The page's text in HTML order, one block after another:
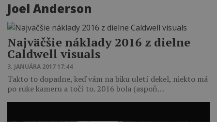
Joel Anderson
Najväčšie náklady 2016 z dielne
Caldwell visuals
3. JANUÁRA 2017 17:44
Takto to dopadne, keď vám na biku uletí dekel, niekto má
po ruke kameru a točí to. 2016 bola (aspoň…